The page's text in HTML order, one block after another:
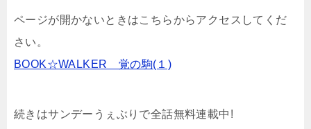
ページが開かないときはこちらからアクセスしてくだ
さい。
BOOK☆WALKER 覚の駒(１)
続きはサンデーうぇぶりで全話無料連載中!